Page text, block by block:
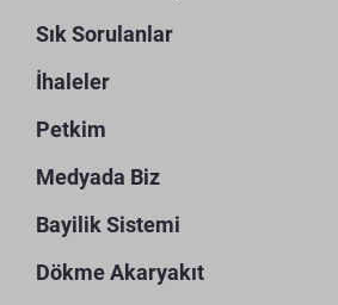
Sık Sorulanlar
İhaleler
Petkim
Medyada Biz
Bayilik Sistemi
Dökme Akaryakıt